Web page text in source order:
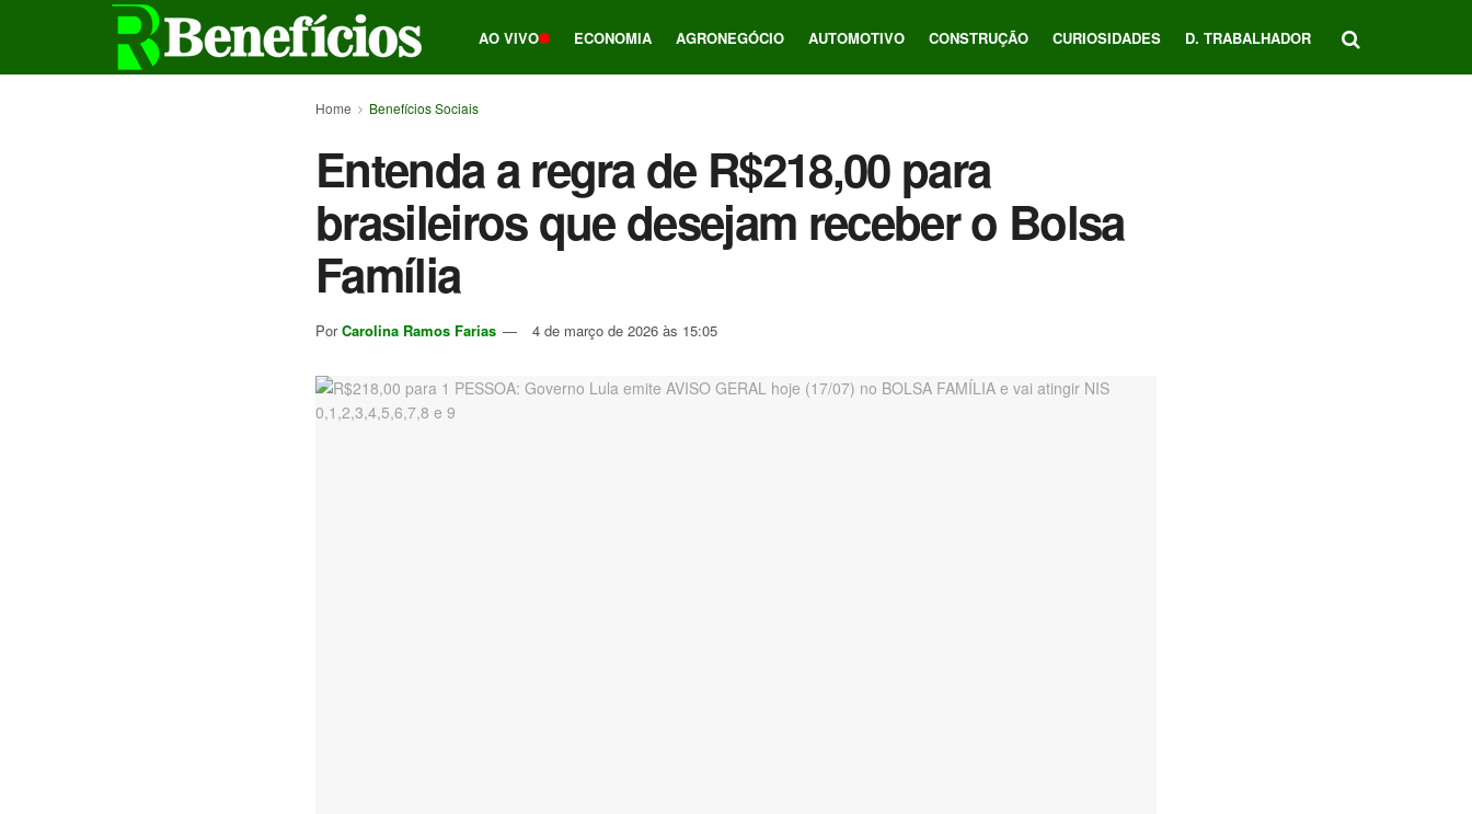
AO VIVO ECONOMIA AGRONEGÓCIO AUTOMOTIVO CONSTRUÇÃO CURIOSIDADES D. TRABALHADOR
Home Benefícios Sociais
Entenda a regra de R$218,00 para
brasileiros que desejam receber o Bolsa
Família
Por Carolina Ramos Farias 4 de março de 2026 às 15:05